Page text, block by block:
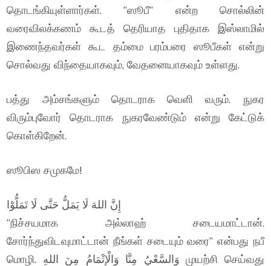
தொடங்கியுள்ளார்கள். “ஸூபீ” என்ற சொல்லின்
வரைவிலக்கணம் கூடத் தெரியாத புதிதாக இஸ்லாமில்
இணைந்தவர்கள் கூட தம்மை பரம்பரை ஸூபீகள் என்று
சொல்வது விந்தையாகவும், வேதனையாகவும் உள்ளது.
பத்து அம்சங்களும் தொடராக வெளி வரும். நுகர
விரும்புவோர் தொடராக நுகரவேண்டும் என்று கேட்டுக்
கொள்கிறேன்.
ஸூபிஸ சமுகமே!
إِنَّ اللهَ لَا يَمَلُّ حَتَّى لَا تَمَلُّوْا
“நிச்சயமாக அல்லாஹ் சடையமாட்டான்.
சோர்ந்துவிடவுமாட்டான் நீங்கள் சடையும் வரை” என்பது நபீ
மொழி. وَالسَّعْيُ مِنَّا وَالْإِتْمَامُ مِنَ اللهِ முயற்சி செய்வது